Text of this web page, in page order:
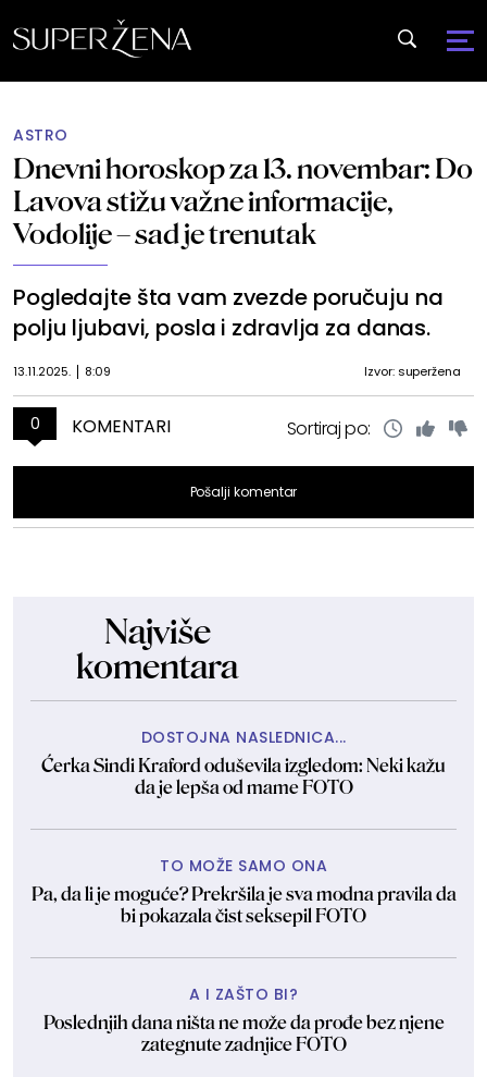
ASTRO
Dnevni horoskop za 13. novembar: Do
Lavova stižu važne informacije,
Vodolije – sad je trenutak
Pogledajte šta vam zvezde poručuju na
polju ljubavi, posla i zdravlja za danas.
13.11.2025. 8:09 Izvor: superžena
0 KOMENTARI Sortiraj po:
Pošalji komentar
Najviše
komentara
DOSTOJNA NASLEDNICA...
Ćerka Sindi Kraford oduševila izgledom: Neki kažu
da je lepša od mame FOTO
TO MOŽE SAMO ONA
Pa, da li je moguće? Prekršila je sva modna pravila da
bi pokazala čist seksepil FOTO
A I ZAŠTO BI?
Poslednjih dana ništa ne može da prođe bez njene
zategnute zadnjice FOTO